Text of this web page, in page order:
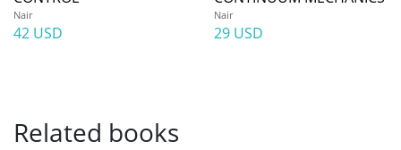
Nair
42 USD
Nair
29 USD
Related books